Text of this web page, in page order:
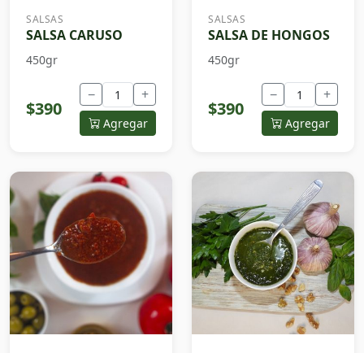
SALSAS
SALSA CARUSO
450gr
$390
− +
Agregar
SALSAS
SALSA DE HONGOS
450gr
$390
− +
Agregar